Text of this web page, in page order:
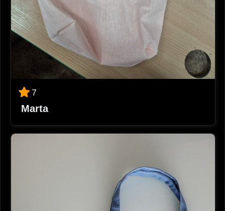
7
Marta